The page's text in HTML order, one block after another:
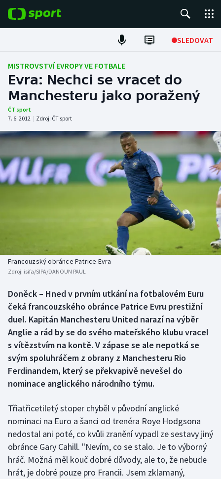
SLEDOVAT
Fotbal
Hokej
Tenis
Atletika
Cyklistika
DALŠÍ SPORTY
Basketbal
Biatlon
Boby a skeleton
Box
Curling
Dostihy
Futsal
Golf
Gymnastika
Historické návraty
Aplikace ČT sport
AZ kvíz
MISTROVSTVÍ EVROPY VE FOTBALE
Evra: Nechci se vracet do
Manchesteru jako poražený
ČT sport
7. 6. 2012 | Zdroj: ČT sport
Francouzský obránce Patrice Evra
Zdroj: isifa/SIPA/DANOUN PAUL
Doněck – Hned v prvním utkání na fotbalovém Euru
čeká francouzského obránce Patrice Evru prestižní
duel. Kapitán Manchesteru United narazí na výběr
Anglie a rád by se do svého mateřského klubu vracel
s vítězstvím na kontě. V zápase se ale nepotká se
svým spoluhráčem z obrany z Manchesteru Rio
Ferdinandem, který se překvapivě nevešel do
nominace anglického národního týmu.
Třiatřicetiletý stoper chyběl v původní anglické
nominaci na Euro a šanci od trenéra Roye Hodgsona
nedostal ani poté, co kvůli zranění vypadl ze sestavy jiný
obránce Gary Cahill. "Nevím, co se stalo. Je to výborný
hráč. Možná měl kouč dobré důvody, ale to, že nebude
hrát, je dobré pouze pro Francii. Jsem zklamaný,